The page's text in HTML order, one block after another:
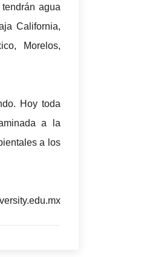
agua
California,
Morelos,
Hoy toda
a la
a los